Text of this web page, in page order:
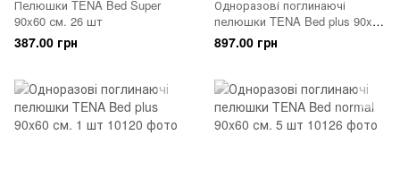
Пелюшки TENA Bed Super
90x60 см. 26 шт
387.00 грн
Одноразові поглинаючі
пелюшки TENA Bed plus 90x60
см. 80 шт
897.00 грн